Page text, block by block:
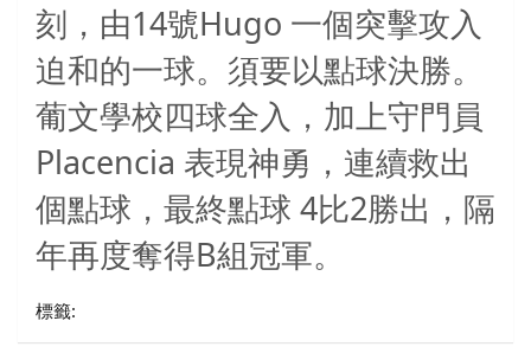
刻，由14號Hugo 一個突擊攻入
迫和的一球。須要以點球決勝。
葡文學校四球全入，加上守門員
Placencia 表現神勇，連續救出
個點球，最終點球 4比2勝出，隔
年再度奪得B組冠軍。
標籤: